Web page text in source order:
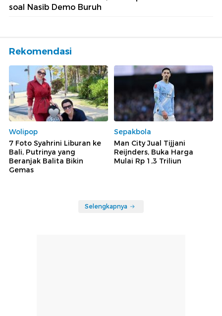
soal Nasib Demo Buruh
Rekomendasi
Wolipop
7 Foto Syahrini Liburan ke
Bali, Putrinya yang
Beranjak Balita Bikin
Gemas
Sepakbola
Man City Jual Tijjani
Reijnders, Buka Harga
Mulai Rp 1,3 Triliun
Selengkapnya